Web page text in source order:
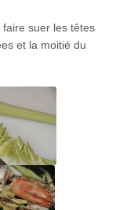
faire suer les têtes
et la moitié du